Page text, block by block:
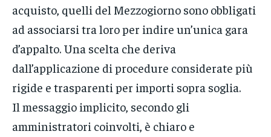
acquisto, quelli del Mezzogiorno sono obbligati
ad associarsi tra loro per indire un’unica gara
d’appalto. Una scelta che deriva
dall’applicazione di procedure considerate più
rigide e trasparenti per importi sopra soglia.
Il messaggio implicito, secondo gli
amministratori coinvolti, è chiaro e